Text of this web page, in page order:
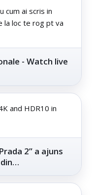
cum ai scris in
la loc te rog pt va
- Watch live
and HDR10 in
2” a ajuns